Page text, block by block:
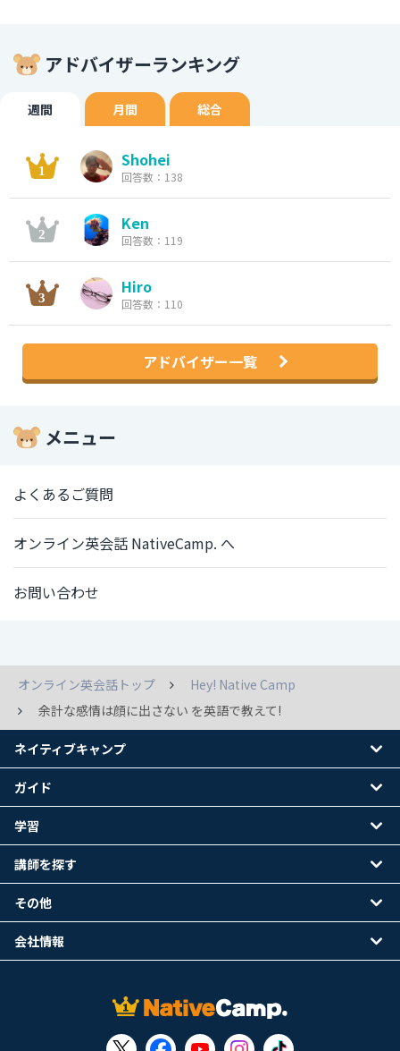
アドバイザーランキング
週間 月間 総合
Shohei
回答数：138
Ken
回答数：119
Hiro
回答数：110
アドバイザー一覧
メニュー
よくあるご質問
オンライン英会話 NativeCamp. へ
お問い合わせ
オンライン英会話トップ
Hey! Native Camp
余計な感情は顔に出さない を英語で教えて!
ネイティブキャンプ
ガイド
学習
講師を探す
その他
会社情報